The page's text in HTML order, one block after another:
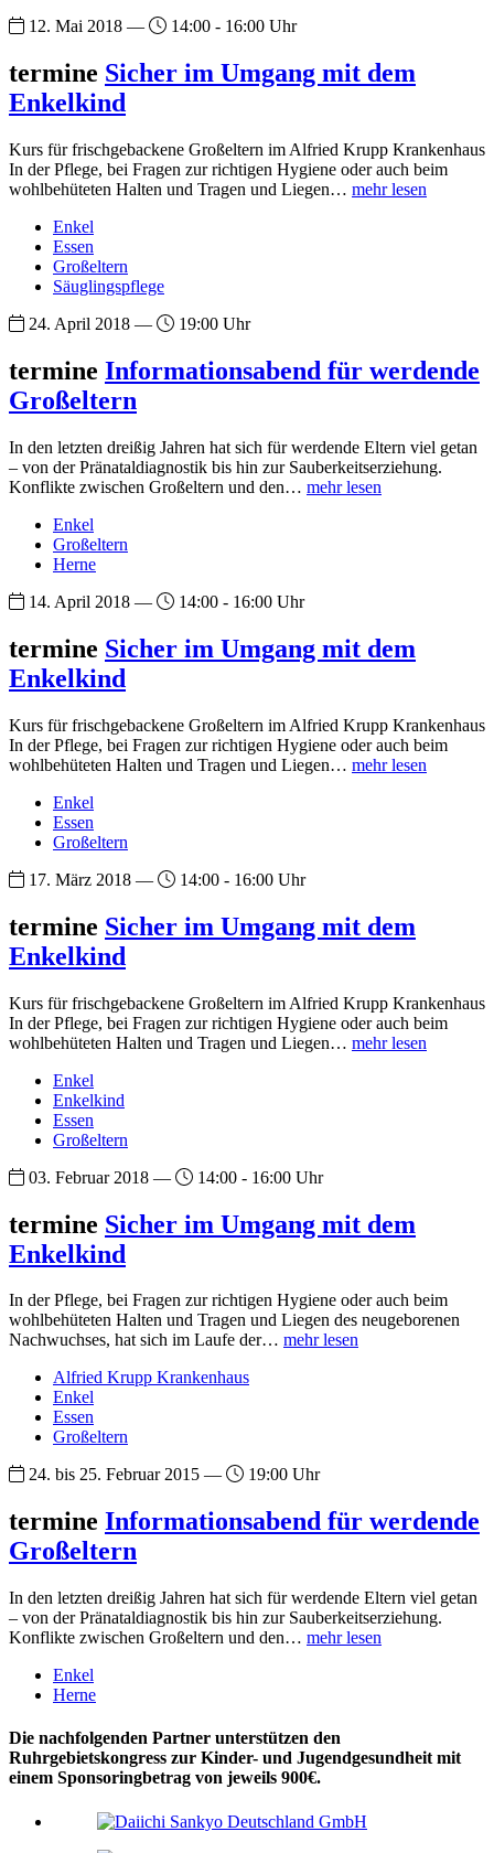
12. Mai 2018 —
14:00 - 16:00 Uhr
termine Sicher im Umgang mit dem
Enkelkind
Kurs für frischgebackene Großeltern im Alfried Krupp Krankenhaus
In der Pflege, bei Fragen zur richtigen Hygiene oder auch beim
wohlbehüteten Halten und Tragen und Liegen… mehr lesen
Enkel
Essen
Großeltern
Säuglingspflege
24. April 2018 —
19:00 Uhr
termine Informationsabend für werdende
Großeltern
In den letzten dreißig Jahren hat sich für werdende Eltern viel getan
– von der Pränataldiagnostik bis hin zur Sauberkeitserziehung.
Konflikte zwischen Großeltern und den… mehr lesen
Enkel
Großeltern
Herne
14. April 2018 —
14:00 - 16:00 Uhr
termine Sicher im Umgang mit dem
Enkelkind
Kurs für frischgebackene Großeltern im Alfried Krupp Krankenhaus
In der Pflege, bei Fragen zur richtigen Hygiene oder auch beim
wohlbehüteten Halten und Tragen und Liegen… mehr lesen
Enkel
Essen
Großeltern
17. März 2018 —
14:00 - 16:00 Uhr
termine Sicher im Umgang mit dem
Enkelkind
Kurs für frischgebackene Großeltern im Alfried Krupp Krankenhaus
In der Pflege, bei Fragen zur richtigen Hygiene oder auch beim
wohlbehüteten Halten und Tragen und Liegen… mehr lesen
Enkel
Enkelkind
Essen
Großeltern
03. Februar 2018 —
14:00 - 16:00 Uhr
termine Sicher im Umgang mit dem
Enkelkind
In der Pflege, bei Fragen zur richtigen Hygiene oder auch beim
wohlbehüteten Halten und Tragen und Liegen des neugeborenen
Nachwuchses, hat sich im Laufe der… mehr lesen
Alfried Krupp Krankenhaus
Enkel
Essen
Großeltern
24. bis 25. Februar 2015 —
19:00 Uhr
termine Informationsabend für werdende
Großeltern
In den letzten dreißig Jahren hat sich für werdende Eltern viel getan
– von der Pränataldiagnostik bis hin zur Sauberkeitserziehung.
Konflikte zwischen Großeltern und den… mehr lesen
Enkel
Herne
Die nachfolgenden Partner unterstützen den
Ruhrgebietskongress zur Kinder- und Jugendgesundheit mit
einem Sponsoringbetrag von jeweils 900€.